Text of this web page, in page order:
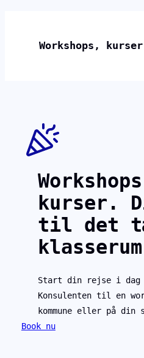
Workshops,
kurser.
til det
klasserum
Start din rejse i dag
Konsulenten til en
kommune eller på din
Book nu